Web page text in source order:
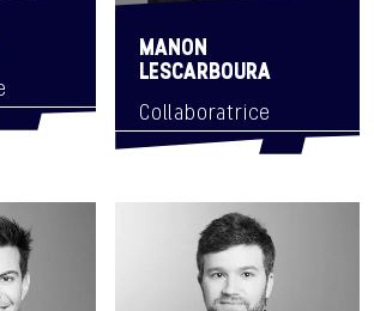
MANON
LESCARBOURA
Collaboratrice